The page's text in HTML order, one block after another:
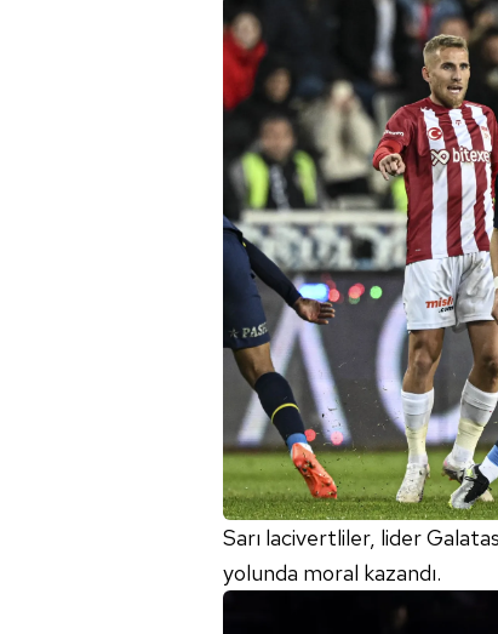
Sarı lacivertliler, lider
yolunda moral kazandı.